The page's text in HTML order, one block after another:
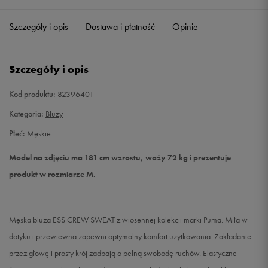
M Powiadom o dostępności
XXL
Szczegóły i opis Dostawa i płatność Opinie
Szczegóły i opis
Kod produktu: 82396401
Kategoria: Bluzy
Płeć: Męskie
Model na zdjęciu ma 181 cm wzrostu, waży 72 kg i prezentuje
produkt w rozmiarze M.
Męska bluza ESS CREW SWEAT z wiosennej kolekcji marki Puma. Miła w
dotyku i przewiewna zapewni optymalny komfort użytkowania. Zakładanie
przez głowę i prosty krój zadbają o pełną swobodę ruchów. Elastyczne